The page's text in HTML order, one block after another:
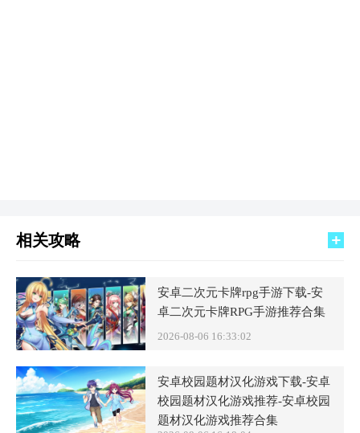
相关攻略
安卓二次元卡牌rpg手游下载-安
卓二次元卡牌RPG手游推荐合集
2026-08-06 16:33:02
安卓校园题材汉化游戏下载-安卓
校园题材汉化游戏推荐-安卓校园
题材汉化游戏推荐合集